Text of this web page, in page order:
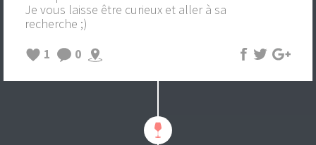
Je vous laisse être curieux et aller à sa
recherche ;)
1
0